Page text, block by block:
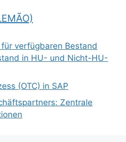
verfügbaren Bestand
in HU- und Nicht-HU-
(OTC) in SAP
Zentrale